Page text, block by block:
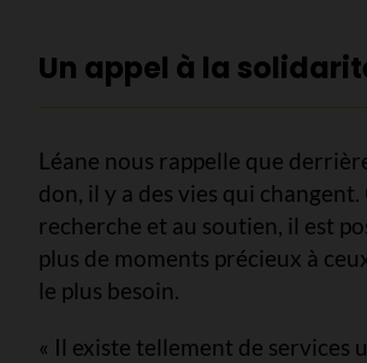
Un appel à la
Léane nous rappelle que
don, il y a des vies qui changent.
recherche et au soutien, il est
plus de moments précieux à
le plus besoin.
« Il existe tellement de services